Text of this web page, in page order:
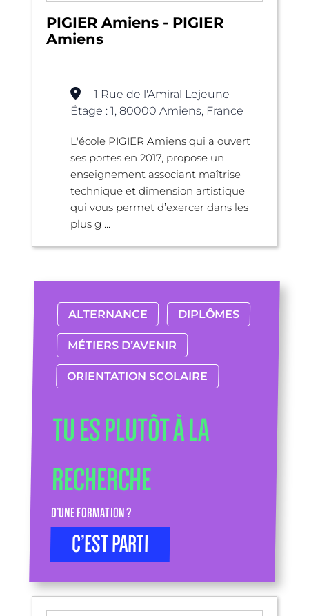
PIGIER Amiens - PIGIER
Amiens
1 Rue de l'Amiral Lejeune
Étage : 1, 80000 Amiens, France
L'école PIGIER Amiens qui a ouvert
ses portes en 2017, propose un
enseignement associant maîtrise
technique et dimension artistique
qui vous permet d’exercer dans les
plus g ...
ALTERNANCE DIPLÔMES
MÉTIERS D’AVENIR
ORIENTATION SCOLAIRE
TU ES PLUTÔT À LA
RECHERCHE
D’UNE FORMATION ?
C’EST PARTI